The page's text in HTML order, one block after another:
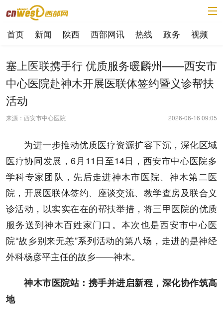
首页 新闻 陕西 西部网讯 热线 政务 视频
塞上医联携手行 优质服务暖麟州——西安市
中心医院赴神木开展医联体签约暨义诊帮扶
活动
来源：西安市中心医院 2026-06-16 09:05
为进一步推动优质医疗资源扩容下沉，深化区域
医疗协同发展，6月11日至14日，西安市中心医院多
学科专家团队，先后走进神木市医院、神木第二医
院，开展医联体签约、座谈交流、教学查房及联合义
诊活动，以实实在在的帮扶举措，将三甲医院的优质
服务送到神木百姓家门口。本次也是西安市中心医
院“故乡别来无恙”系列活动的第八场，走进的是神经
外科杨彦平主任的故乡——神木。
神木市医院站：携手并进启新程，深化协作筑高
地